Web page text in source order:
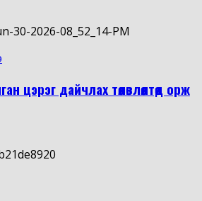
цэрэг дайчлах төлөвлөлтөд орж